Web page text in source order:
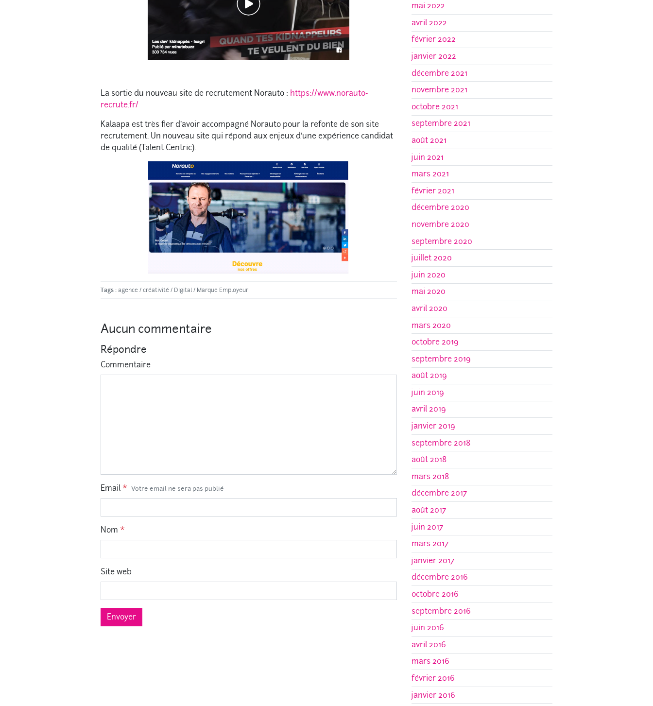
La sortie du nouveau site de recrutement Norauto : https://www.norauto-
recrute.fr/
Kalaapa est très fier d’avoir accompagné Norauto pour la refonte de son site
recrutement. Un nouveau site qui répond aux enjeux d’une expérience candidat
de qualité (Talent Centric).
Tags : agence /créativité / DIgital/ Marque Employeur
Aucun commentaire
Répondre
Commentaire
Email * Votre email ne sera pas publié
Nom *
Site web
Envoyer
mai 2022
avril 2022
février 2022
janvier 2022
décembre 2021
novembre 2021
octobre 2021
septembre 2021
août 2021
juin 2021
mars 2021
février 2021
décembre 2020
novembre 2020
septembre 2020
juillet 2020
juin 2020
mai 2020
avril 2020
mars 2020
octobre 2019
septembre 2019
août 2019
juin 2019
avril 2019
janvier 2019
septembre 2018
août 2018
mars 2018
décembre 2017
août 2017
juin 2017
mars 2017
janvier 2017
décembre 2016
octobre 2016
septembre 2016
juin 2016
avril 2016
mars 2016
février 2016
janvier 2016